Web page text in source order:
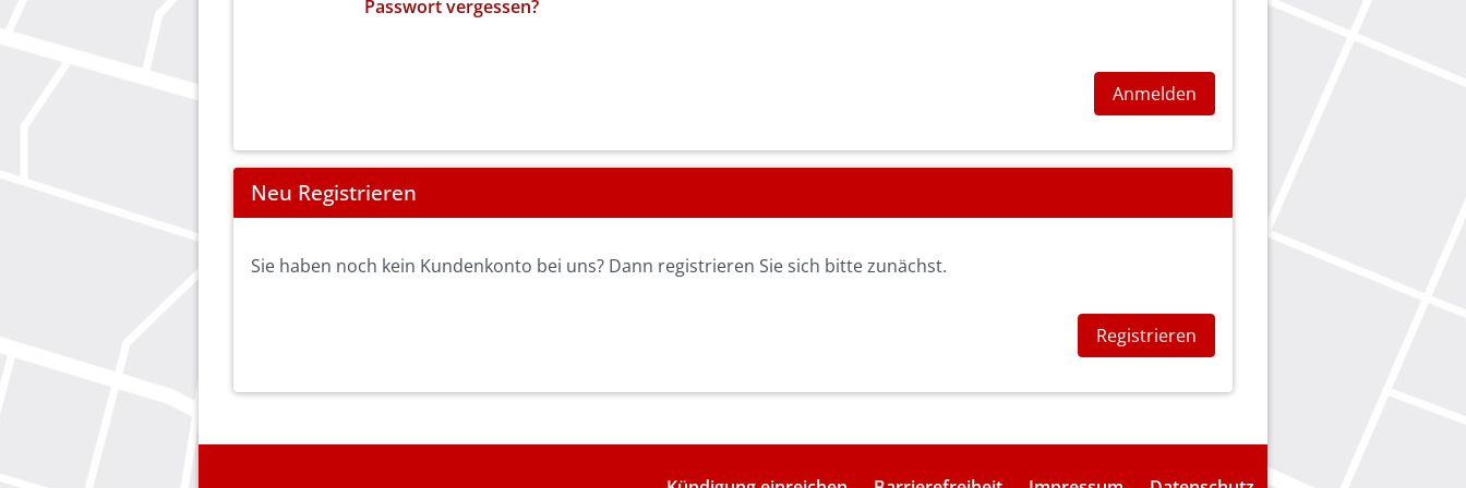
Passwort vergessen?
Anmelden
Neu Registrieren
Sie haben noch kein Kundenkonto bei uns? Dann registrieren Sie sich bitte zunächst.
Registrieren